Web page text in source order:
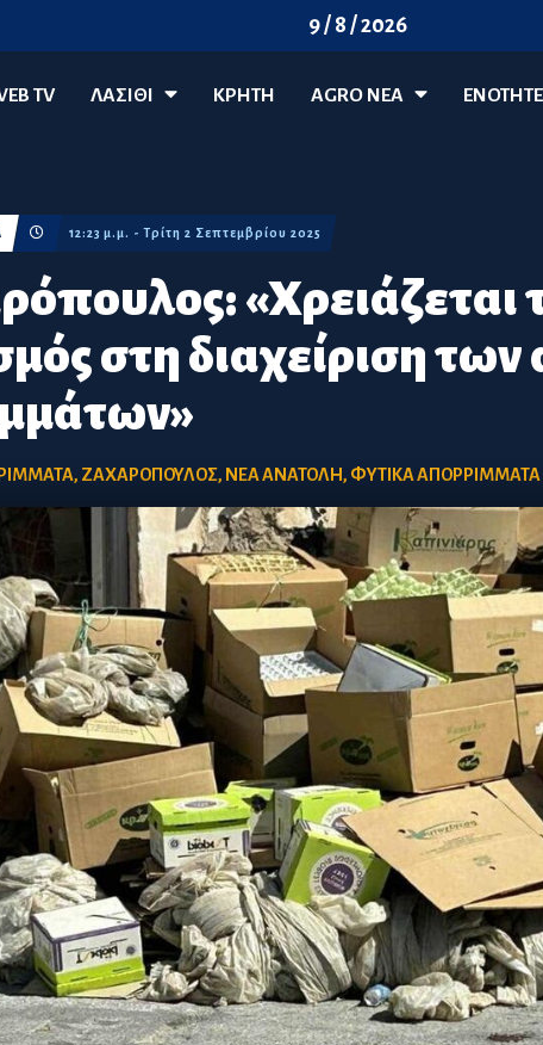
9 / 8 / 2026
TV ΛΑΣΊΘΙ ΚΡΗΤΗ AGRO ΝΈΑ
«Χρειάζεται
στη διαχείριση
12:23 μ.μ. - Τρίτη 2 Σεπτεμβρίου 2025
, ΖΑΧΑΡΟΠΟΥΛΟΣ, ΝΕΑ ΑΝΑΤΟΛΗ, ΦΥΤΙΚΑ ΑΠΟΡΡΙΜΜΑΤΑ